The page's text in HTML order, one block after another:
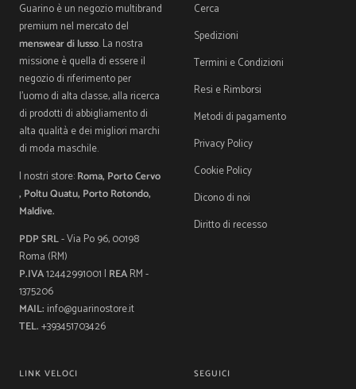
Guarino è un negozio multibrand
premium nel mercato del
menswear di lusso. La nostra
missione è quella di essere il
negozio di riferimento per
l'uomo di alta classe, alla ricerca
di prodotti di abbigliamento di
alta qualità e dei migliori marchi
di moda maschile.
I nostri store:Roma, Porto Cervo
, Poltu Quatu, Porto Rotondo,
Maldive.
PDP SRL- Via Po 96, 00198
Roma (RM)
P.IVA12442991001 | REARM -
1375206
MAIL: info@guarinostore.it
TEL.+393451703426
Cerca
Spedizioni
Termini e Condizioni
Resi e Rimborsi
Metodi di pagamento
Privacy Policy
Cookie Policy
Dicono di noi
Diritto di recesso
LINK VELOCI SEGUICI